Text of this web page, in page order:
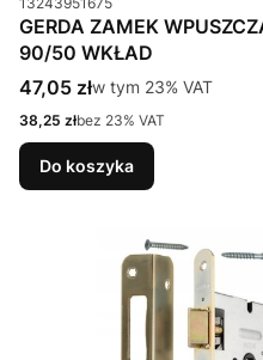
GERDA ZAMEK
90/50 WKŁAD
Cena brutto
47,05 złw tym %s VAT
w tym 23% VAT
Cena netto
38,25 złbez 23% VAT
Do koszyka